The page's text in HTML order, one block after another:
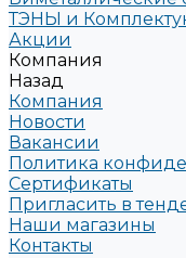
ТЭНЫ и
Акции
Компания
Назад
Компания
Новости
Вакансии
Политика
Сертификаты
Пригласить в
Наши магазины
Контакты